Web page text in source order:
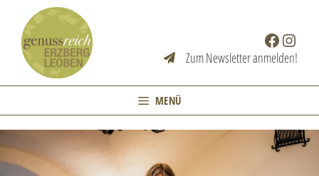
springen
Facebook
Zum Newsletter anmelden!
MENÜ